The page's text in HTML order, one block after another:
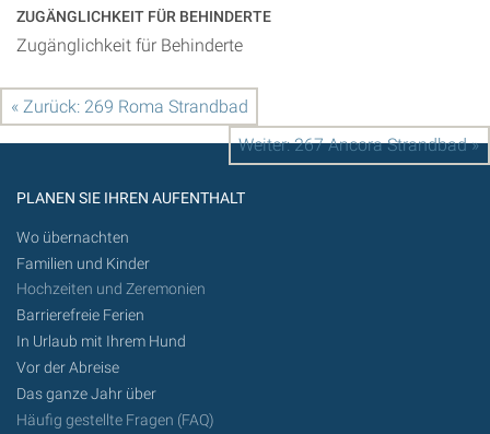
ZUGÄNGLICHKEIT FÜR BEHINDERTE
Zugänglichkeit für Behinderte
« Zurück: 269 Roma Strandbad
Weiter: 267 Ancora Strandbad »
PLANEN SIE IHREN AUFENTHALT
Wo übernachten
Familien und Kinder
Hochzeiten und Zeremonien
Barrierefreie Ferien
In Urlaub mit Ihrem Hund
Vor der Abreise
Das ganze Jahr über
Häufig gestellte Fragen (FAQ)